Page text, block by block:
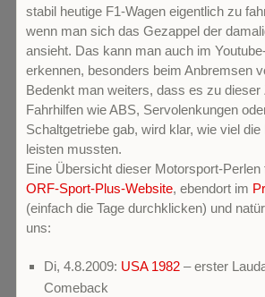
stabil heutige F1-Wagen eigentlich zu
wenn man sich das Gezappel der
ansieht. Das kann man auch im
erkennen, besonders beim Anbremsen
Bedenkt man weiters, dass es zu dieser
Fahrhilfen wie ABS, Servolenkungen
Schaltgetriebe gab, wird klar, wie viel
leisten mussten.
Eine Übersicht dieser Motorsport-Perlen
ORF-Sport-Plus-Website, ebendort im
(einfach die Tage durchklicken) und
uns:
Di, 4.8.2009: USA 1982 – erster
Comeback